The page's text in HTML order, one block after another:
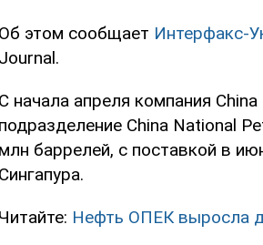
Об этом сообщает Интерфакс-
Journal.
С начала апреля компания
подразделение China National
млн баррелей, с поставкой в
Сингапура.
Читайте: Нефть ОПЕК выросла